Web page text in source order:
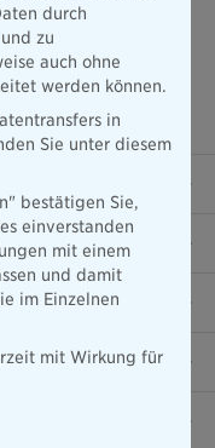
durch
zu
auch ohne
werden können.
in
Sie unter diesem
bestätigen Sie,
einverstanden
mit einem
und damit
im Einzelnen
mit Wirkung für